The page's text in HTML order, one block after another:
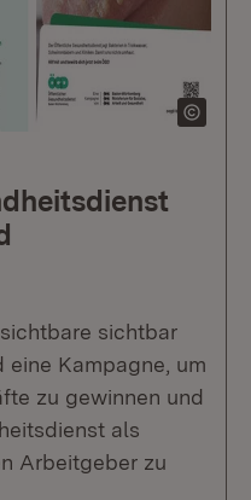
sichtbar
eine Kampagne, um
zu gewinnen und
als
Arbeitgeber zu